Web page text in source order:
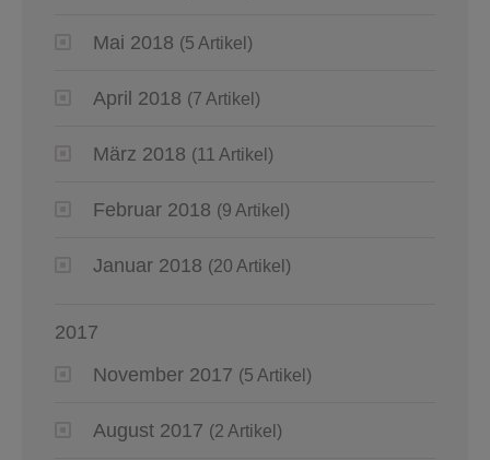
Mai 2018 (5 Artikel)
April 2018 (7 Artikel)
März 2018 (11 Artikel)
Februar 2018 (9 Artikel)
Januar 2018 (20 Artikel)
2017
November 2017 (5 Artikel)
August 2017 (2 Artikel)